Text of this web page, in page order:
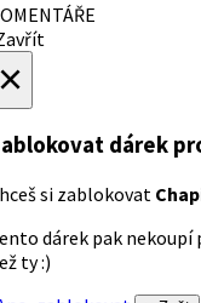
dárek
si zablokovat
dárek pak nekoupí
ty :)